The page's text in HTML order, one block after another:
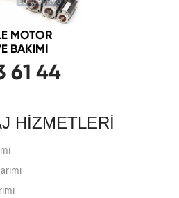
HIZMETLERI